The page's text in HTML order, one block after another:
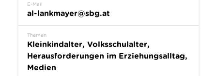
E-Mail
al-lankmayer@sbg.at
Themen
Kleinkindalter, Volksschulalter,
Herausforderungen im Erziehungsalltag,
Medien